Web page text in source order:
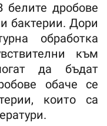
дробове
бактерии. Дори
обработка
към
да бъдат
обаче се
които са